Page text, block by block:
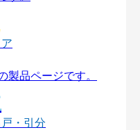
・引分